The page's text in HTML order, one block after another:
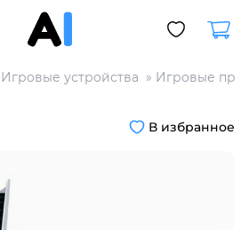
Игровые устройства Игровые
В избранное
части